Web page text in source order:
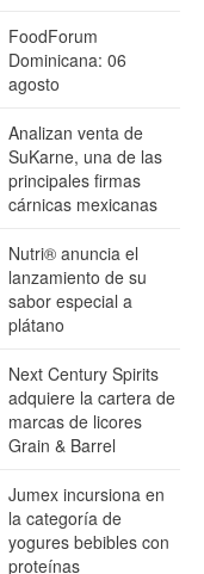
FoodForum
Dominicana: 06
agosto
Analizan venta de
SuKarne, una de las
principales firmas
cárnicas mexicanas
Nutri® anuncia el
lanzamiento de su
sabor especial a
plátano
Next Century Spirits
adquiere la cartera de
marcas de licores
Grain & Barrel
Jumex incursiona en
la categoría de
yogures bebibles con
proteínas